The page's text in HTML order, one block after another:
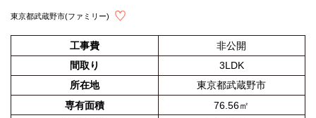
東京都武蔵野市(ファミリー)
工事費
非公開
間取り
3LDK
所在地
東京都武蔵野市
専有面積
76.56㎡